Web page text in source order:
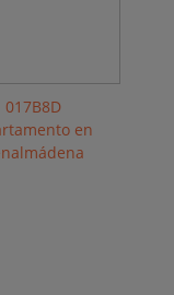
017B8D
en